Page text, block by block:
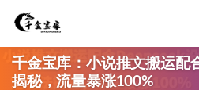
千金宝库：小说推文搬运配
揭秘，流量暴涨100%